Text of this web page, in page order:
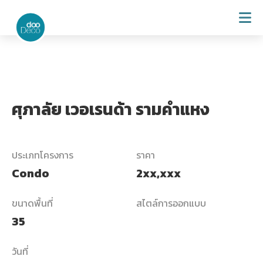
ศุภาลัย เวอเรนด้า รามคำแหง
ประเภทโครงการ
Condo
ราคา
2xx,xxx
ขนาดพื้นที่
35
สไตล์การออกแบบ
วันที่